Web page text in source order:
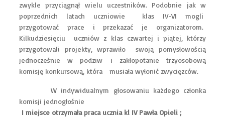
zwykle przyciągnął wielu uczestników. Podobnie jak w
poprzednich latach uczniowie klas IV-VI mogli
przygotować prace i przekazać je organizatorom.
Kilkudziesięciu uczniów z klas czwartej i piątej, którzy
przygotowali projekty, wprawiło swoją pomysłowością
jednocześnie w podziw i zakłopotanie trzyosobową
komisję konkursową, która musiała wyłonić zwycięzców.
W indywidualnym głosowaniu każdego członka
komisji jednogłośnie
I miejsce otrzymała praca ucznia kl IV Pawła Opieli ;